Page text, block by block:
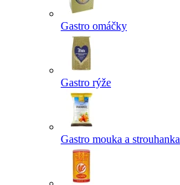
Gastro omáčky
Gastro rýže
Gastro mouka a strouhanka